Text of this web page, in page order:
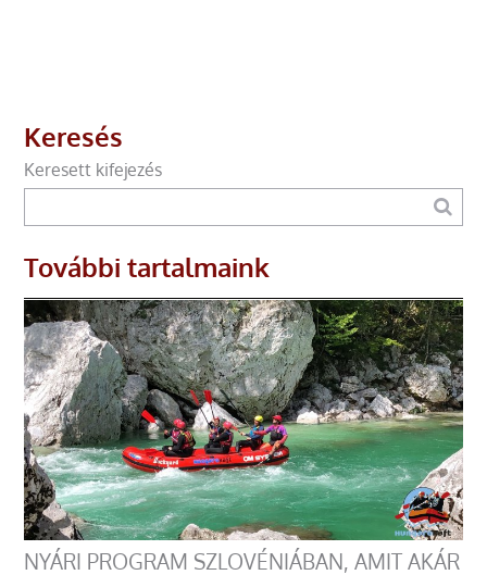
Keresés
Keresett kifejezés
További tartalmaink
NYÁRI PROGRAM SZLOVÉNIÁBAN, AMIT AKÁR